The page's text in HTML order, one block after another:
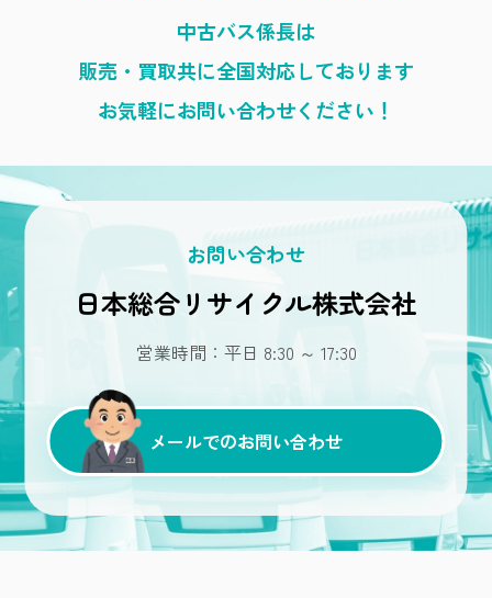
中古バス係長は
販売・買取共に全国対応しております
お気軽にお問い合わせください！
お問い合わせ
日本総合リサイクル株式会社
営業時間：平日 8:30 ～ 17:30
メールでのお問い合わせ